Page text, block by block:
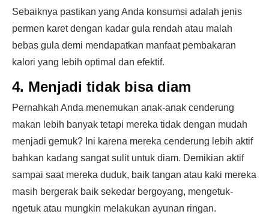
Sebaiknya pastikan yang Anda konsumsi adalah jenis
permen karet dengan kadar gula rendah atau malah
bebas gula demi mendapatkan manfaat pembakaran
kalori yang lebih optimal dan efektif.
4. Menjadi tidak bisa diam
Pernahkah Anda menemukan anak-anak cenderung
makan lebih banyak tetapi mereka tidak dengan mudah
menjadi gemuk? Ini karena mereka cenderung lebih aktif
bahkan kadang sangat sulit untuk diam. Demikian aktif
sampai saat mereka duduk, baik tangan atau kaki mereka
masih bergerak baik sekedar bergoyang, mengetuk-
ngetuk atau mungkin melakukan ayunan ringan.